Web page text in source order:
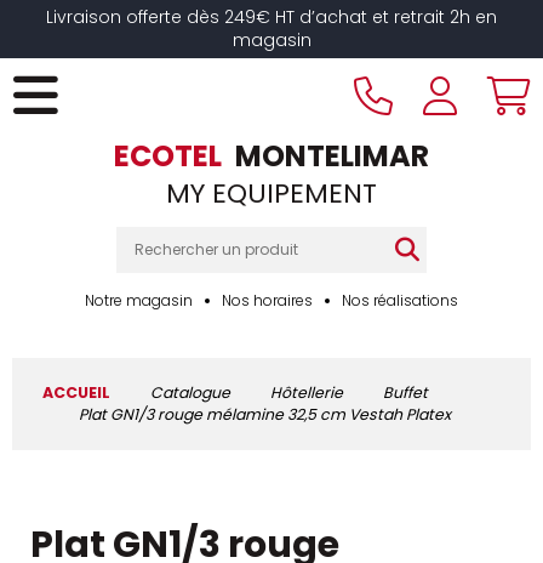
Livraison offerte dès 249€ HT d’achat et retrait 2h en
magasin
ECOTEL MONTELIMAR
MY EQUIPEMENT
Notre magasin Nos horaires Nos réalisations
ACCUEIL Catalogue Hôtellerie
Buffet
Plat GN1/3 rouge mélamine 32,5 cm Vestah Platex
Plat GN1/3 rouge